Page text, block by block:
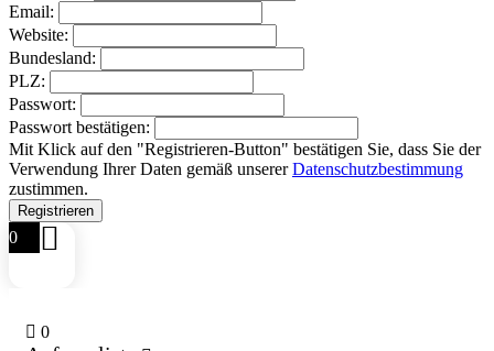
Email:
Website:
Bundesland:
PLZ:
Passwort:
Passwort bestätigen:
Mit Klick auf den "Registrieren-Button" bestätigen Sie, dass Sie der
Verwendung Ihrer Daten gemäß unsererDatenschutzbestimmung
zustimmen.
0
0